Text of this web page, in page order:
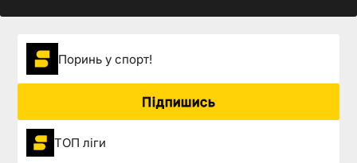
Поринь у спорт!
Підпишись
ТОП ліги